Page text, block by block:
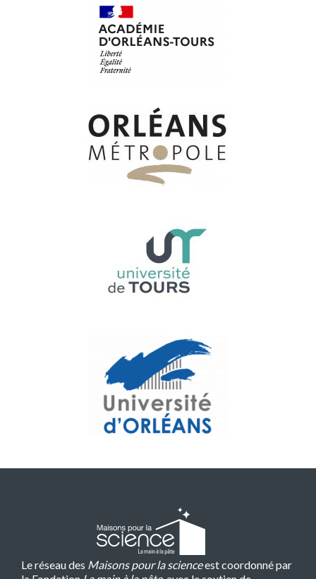
Le réseau des Maisons pour la scienceest coordonné par